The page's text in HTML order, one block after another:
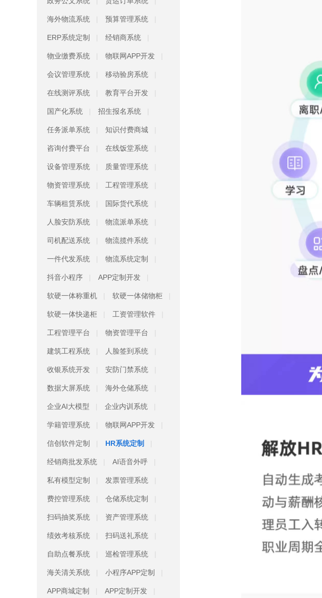
海外物流系统 预算管理系统
ERP系统定制 经销商系统
物业缴费系统 物联网APP开发
会议管理系统 移动验房系统
在线测评系统 教育平台开发
国产化系统 招生报名系统
任务派单系统 知识付费商城
咨询付费平台 在线饭堂系统
设备管理系统 质量管理系统
物资管理系统 工程管理系统
车辆租赁系统 国际货代系统
人脸安防系统 物流派单系统
司机配送系统 物流揽件系统
一件代发系统 物流系统定制
抖音小程序 APP定制开发
软硬一体称重机 软硬一体储物柜
软硬一体快递柜 工资管理软件
工程管理平台 物资管理平台
建筑工程系统 人脸签到系统
收银系统开发 安防门禁系统
数据大屏系统 海外仓储系统
企业AI大模型 企业内训系统
学籍管理系统 物联网APP开发
信创软件定制 HR系统定制
经销商批发系统 AI语音外呼
私有模型定制 发票管理系统
费控管理系统 仓储系统定制
扫码抽奖系统 资产管理系统
绩效考核系统 扫码送礼系统
自助点餐系统 巡检管理系统
海关清关系统 小程序APP定制
APP商城定制 APP定制开发